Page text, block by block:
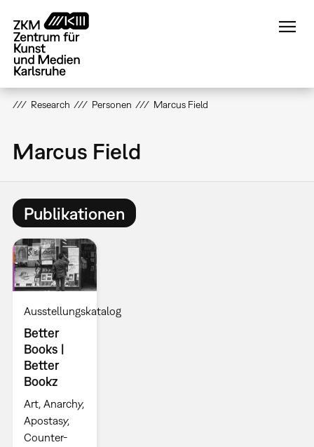
zum
Inhalt
Research Personen Marcus Field
Marcus Field
Publikationen
Ausstellungskatalog
Better
Books |
Better
Bookz
Art, Anarchy,
Apostasy,
Counter-